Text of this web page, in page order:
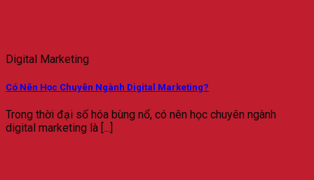
Digital Marketing
Có Nên Học Chuyên Ngành Digital Marketing?
Trong thời đại số hóa bùng nổ, có nên học chuyên ngành
digital marketing là [...]